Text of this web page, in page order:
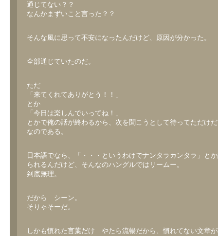
通じてない？？
なんかまずいこと言った？？
そんな風に思って不安になったんだけど、原因が分かった。
全部通じていたのだ。
ただ
「来てくれてありがとう！！」
とか
「今日は楽しんでいってね！」
とかで俺の話が終わるから、次を聞こうとして待ってただけ
なのである。
日本語でなら、「・・・というわけでナンタラカンタラ」と
られるんだけど、そんなのハングルではリームー。
到底無理。
だから シーン。
そりゃそーだ。
しかも慣れた言葉だけ やたら流暢だから、慣れてない文章